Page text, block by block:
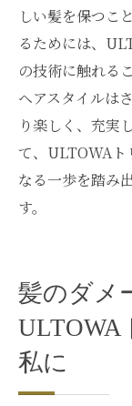
しい髪を保つこ
るためには、
の技術に触れる
ヘアスタイルは
り楽しく、充実
て、ULTOWAト
なる一歩を踏み
す。
髪のダメ
ULTOWA
私に